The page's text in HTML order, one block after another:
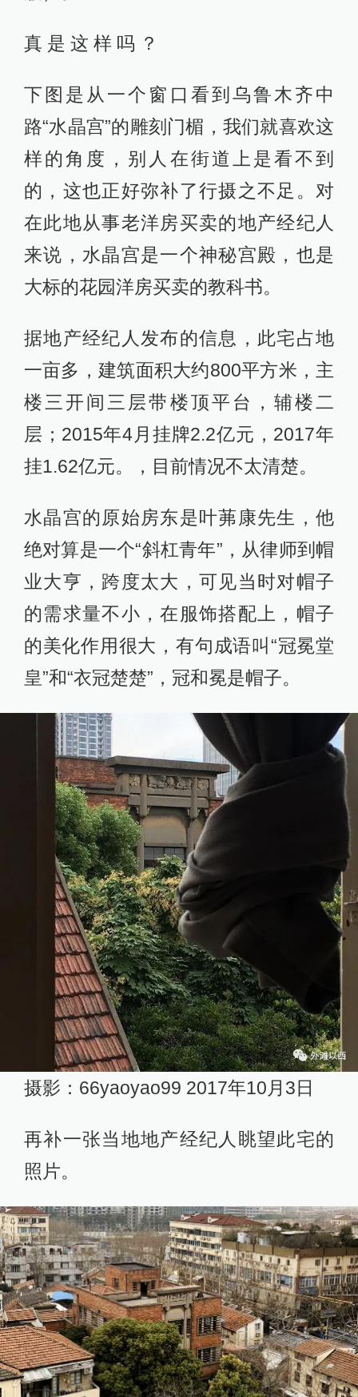
真 是 这 样 吗 ？
下图是从一个窗口看到乌鲁木齐中
路“水晶宫”的雕刻门楣，我们就喜欢这
样的角度，别人在街道上是看不到
的，这也正好弥补了行摄之不足。对
在此地从事老洋房买卖的地产经纪人
来说，水晶宫是一个神秘宫殿，也是
大标的花园洋房买卖的教科书。
据地产经纪人发布的信息，此宅占地
一亩多，建筑面积大约800平方米，主
楼三开间三层带楼顶平台，辅楼二
层；2015年4月挂牌2.2亿元，2017年
挂1.62亿元。，目前情况不太清楚。
水晶宫的原始房东是叶茀康先生，他
绝对算是一个“斜杠青年”，从律师到帽
业大亨，跨度太大，可见当时对帽子
的需求量不小，在服饰搭配上，帽子
的美化作用很大，有句成语叫“冠冕堂
皇”和“衣冠楚楚”，冠和冕是帽子。
摄影：66yaoyao99 2017年10月3日
再补一张当地地产经纪人眺望此宅的
照片。